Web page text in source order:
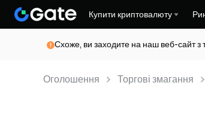
Купити криптовалюту
Схоже, ви заходите на наш веб-сайт з
Оголошення Торгові змагання